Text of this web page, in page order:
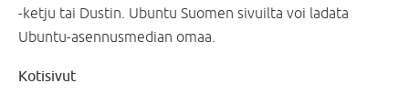
-ketju tai Dustin. Ubuntu Suomen sivuilta voi ladata
Ubuntu-asennusmedian omaa.
Kotisivut